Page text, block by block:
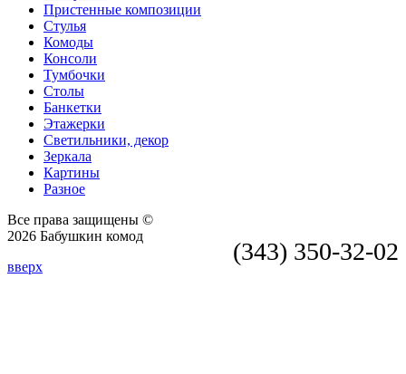
Пристенные композиции
Стулья
Комоды
Консоли
Тумбочки
Столы
Банкетки
Этажерки
Светильники, декор
Зеркала
Картины
Разное
(343) 350-32-02
Все права защищены ©
2026 Бабушкин комод
вверх